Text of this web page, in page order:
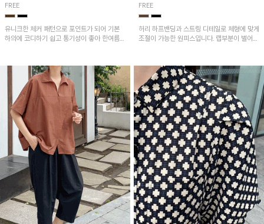
FREE
유니크한 체커 패턴으로 포인트가 되어 기본
하의에 코디하기 쉽고 통기성이 좋아 한여름에
FREE
허리 하프밴딩과 스트링 디테일로 체형에 맞게
조절이 가능한 원피스입니다. 랩부분이 벌어지
뛰어나 한여름에도 쾌적하게 입기 좋아요^^